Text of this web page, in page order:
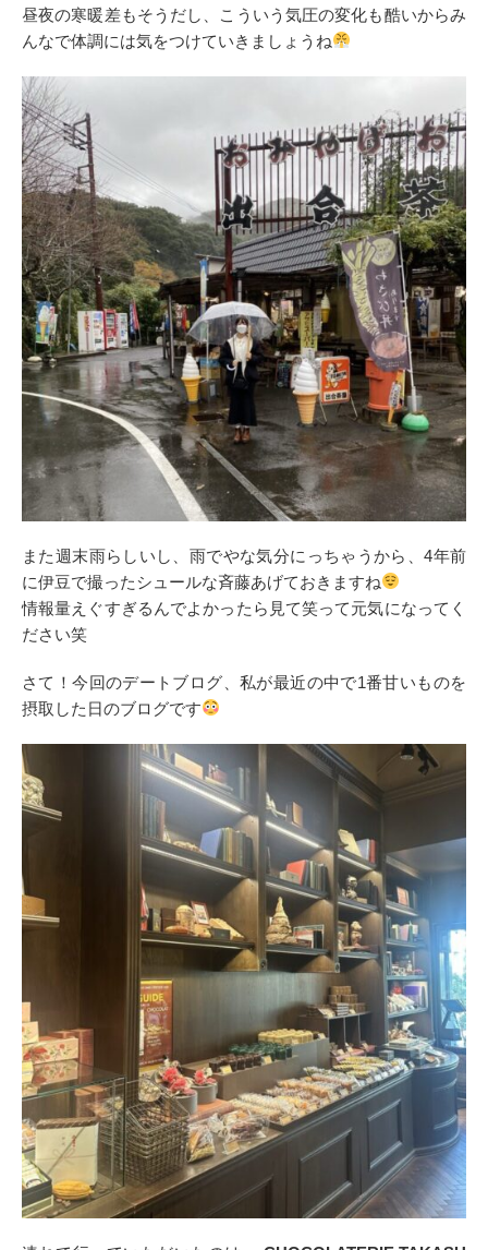
昼夜の寒暖差もそうだし、こういう気圧の変化も酷いからみ
んなで体調には気をつけていきましょうね
また週末雨らしいし、雨でやな気分にっちゃうから、4年前
に伊豆で撮ったシュールな斉藤あげておきますね
情報量えぐすぎるんでよかったら見て笑って元気になってく
ださい笑
さて！今回のデートブログ、私が最近の中で1番甘いものを
摂取した日のブログです